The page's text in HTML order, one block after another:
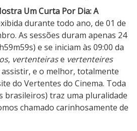
Um Curta Por Dia: A
durante todo ano, de 01 de
As sessões duram apenas 24
e se iniciam às 09:00 da
, vertenteirase vertenteires
e o melhor, totalmente
do Vertentes do Cinema. Toda
brasileiros) traz uma pluralidade
chamado carinhosamente de